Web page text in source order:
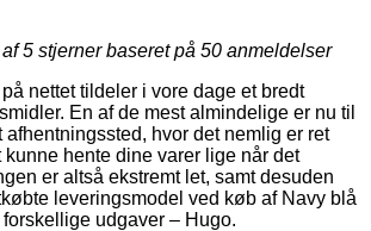
5 stjerner baseret på 50 anmeldelser
nettet tildeler i vore dage et bredt
En af de mest almindelige er nu til
hvor det nemlig er ret
hente dine varer lige når det
er altså ekstremt let, samt desuden
leveringsmodel ved køb af Navy blå
udgaver – Hugo.